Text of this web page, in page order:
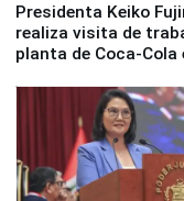
Presidenta Keiko
realiza visita de
planta de Coca-Cola